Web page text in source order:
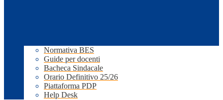
Normativa BES
Guide per docenti
Bacheca Sindacale
Orario Definitivo 25/26
Piattaforma PDP
Help Desk